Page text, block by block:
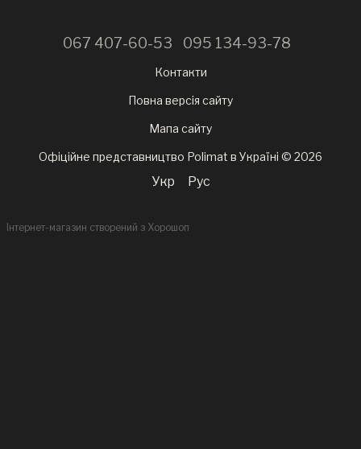
067 407-60-53 095 134-93-78
Контакти
Повна версія сайту
Мапа сайту
Офіційне представництво Polimat в Україні © 2026
Укр Рус
Інтернет-магазин створений з Хорошоп